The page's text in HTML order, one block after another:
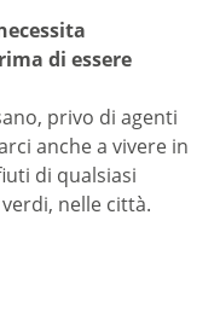
di essere
privo di agenti
anche a vivere in
di qualsiasi
nelle città.